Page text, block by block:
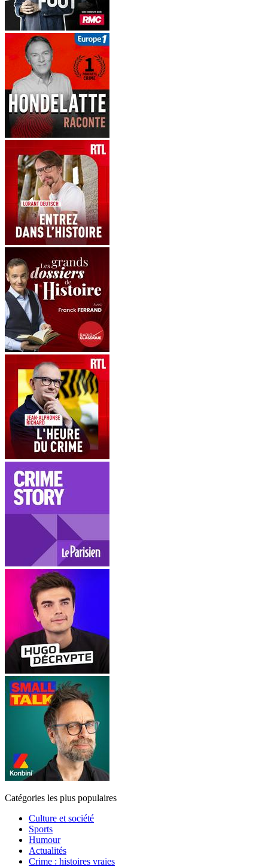
Catégories les plus populaires
Culture et société
Sports
Humour
Actualités
Crime : histoires vraies